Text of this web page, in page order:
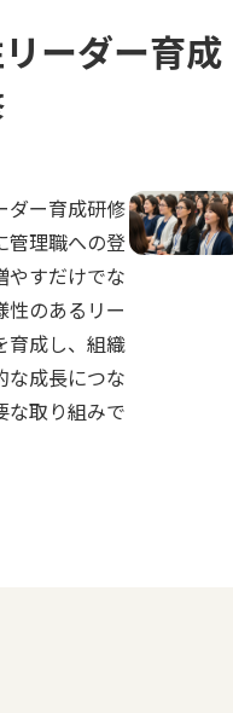
ーダー育成
ダー育成研修
管理職への登
やすだけでな
性のあるリー
育成し、組織
な成長につな
な取り組みで